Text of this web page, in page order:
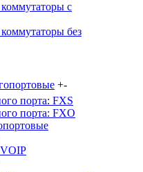
c
без
+-
порта: FXS
порта: FXO